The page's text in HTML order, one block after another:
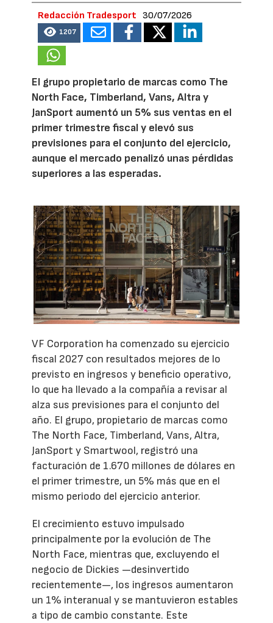
Redacción Tradesport 30/07/2026
1207
El grupo propietario de marcas como The
North Face, Timberland, Vans, Altra y
JanSport aumentó un 5% sus ventas en el
primer trimestre fiscal y elevó sus
previsiones para el conjunto del ejercicio,
aunque el mercado penalizó unas pérdidas
superiores a las esperadas.
VF Corporation ha comenzado su ejercicio
fiscal 2027 con resultados mejores de lo
previsto en ingresos y beneficio operativo,
lo que ha llevado a la compañía a revisar al
alza sus previsiones para el conjunto del
año. El grupo, propietario de marcas como
The North Face, Timberland, Vans, Altra,
JanSport y Smartwool, registró una
facturación de 1.670 millones de dólares en
el primer trimestre, un 5% más que en el
mismo periodo del ejercicio anterior.
El crecimiento estuvo impulsado
principalmente por la evolución de The
North Face, mientras que, excluyendo el
negocio de Dickies —desinvertido
recientemente—, los ingresos aumentaron
un 1% interanual y se mantuvieron estables
a tipo de cambio constante. Este